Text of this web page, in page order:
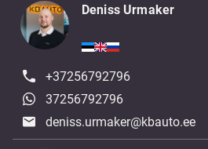
Deniss Urmaker
+37256792796
37256792796
deniss.urmaker@kbauto.ee